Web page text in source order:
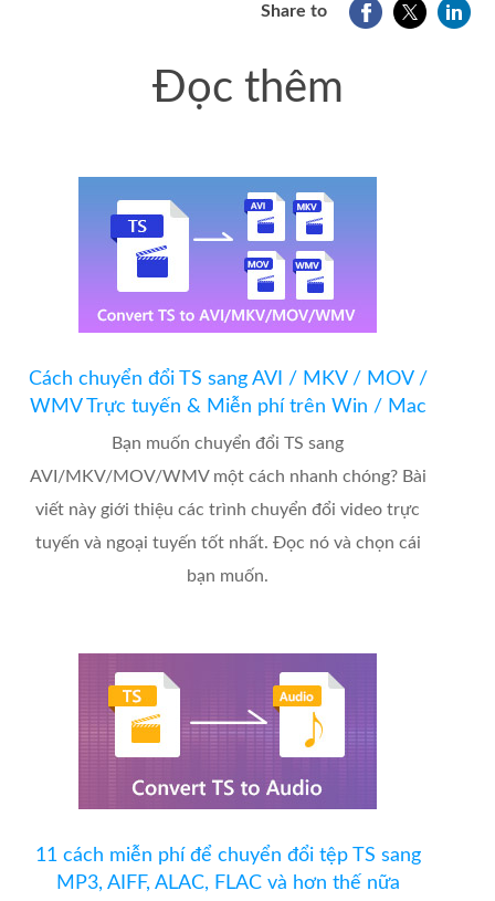
Share to
Đọc thêm
Cách chuyển đổi TS sang AVI / MKV / MOV /
WMV Trực tuyến & Miễn phí trên Win / Mac
Bạn muốn chuyển đổi TS sang
AVI/MKV/MOV/WMV một cách nhanh chóng? Bài
viết này giới thiệu các trình chuyển đổi video trực
tuyến và ngoại tuyến tốt nhất. Đọc nó và chọn cái
bạn muốn.
11 cách miễn phí để chuyển đổi tệp TS sang
MP3, AIFF, ALAC, FLAC và hơn thế nữa